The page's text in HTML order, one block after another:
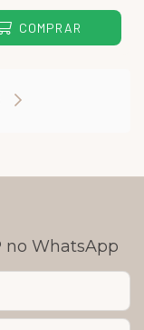
COMPRAR
no WhatsApp